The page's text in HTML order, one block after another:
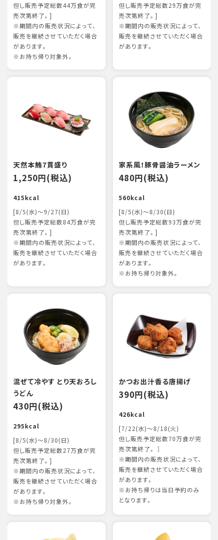
但し販売予定総数44万食が完
売次第終了。]
※期間内の販売状況によって、
販売を継続させていただく場合
があります。
※お持ち帰り対象外。
但し販売予定総数29万食が完
売次第終了。]
※期間内の販売状況によって、
販売を継続させていただく場合
があります。
天然本鮪7貫盛り
1,250円(税込)
415kcal
[8/5(水)～9/27(日)
但し販売予定総数84万食が完
売次第終了。]
※期間内の販売状況によって、
販売を継続させていただく場合
があります。
家系風！豚骨醤油ラーメン
480円(税込)
560kcal
[8/5(水)～8/30(日)
但し販売予定総数93万食が完
売次第終了。]
※期間内の販売状況によって、
販売を継続させていただく場合
があります。
※お持ち帰り対象外。
混ぜて冷やす とり天おろし
うどん
430円(税込)
295kcal
[8/5(水)～8/30(日)
但し販売予定総数27万食が完
売次第終了。]
※期間内の販売状況によって、
販売を継続させていただく場合
があります。
※お持ち帰り対象外。
かつお出汁香る唐揚げ
390円(税込)
426kcal
[7/22(水)～8/18(火)
但し販売予定総数70万食が完
売次第終了。 ］
※期間内の販売状況によって、
販売を継続させていただく場合
があります。
※お持ち帰りは当日予約のみ
となります。